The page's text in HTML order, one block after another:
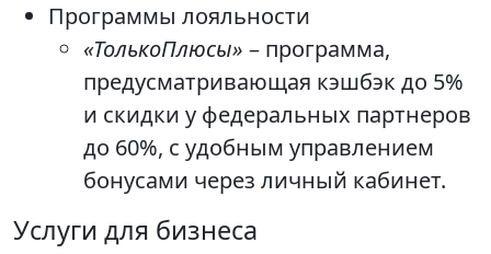
Программы лояльности
«ТолькоПлюсы» – программа,
предусматривающая кэшбэк до 5%
и скидки у федеральных партнеров
до 60%, с удобным управлением
бонусами через личный кабинет.
Услуги для бизнеса